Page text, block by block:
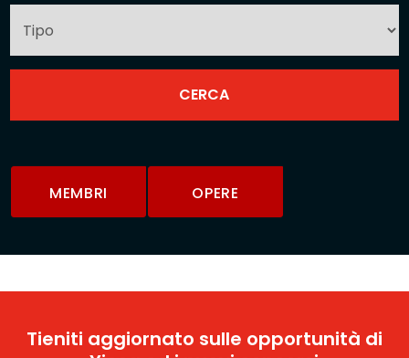
MEMBRI OPERE
Tieniti aggiornato sulle opportunità di